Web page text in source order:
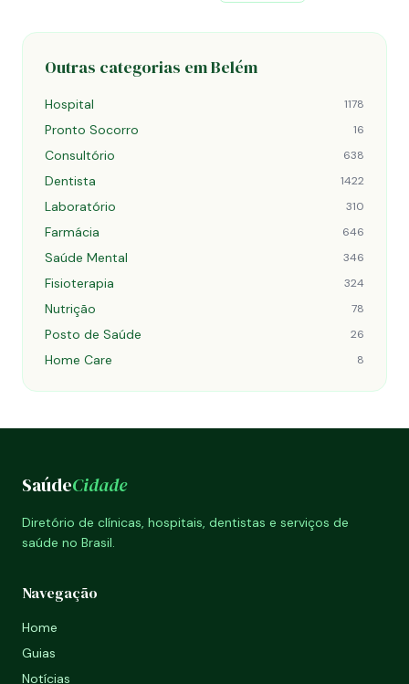
Outras categorias em Belém
Hospital 1178
Pronto Socorro 16
Consultório 638
Dentista 1422
Laboratório 310
Farmácia 646
Saúde Mental 346
Fisioterapia 324
Nutrição 78
Posto de Saúde 26
Home Care 8
SaúdeCidade
Diretório de clínicas, hospitais, dentistas e serviços de
saúde no Brasil.
Navegação
Home
Guias
Notícias